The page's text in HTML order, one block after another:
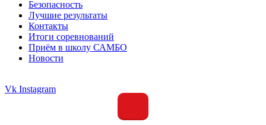
Безопасность
Лучшие результаты
Контакты
Итоги соревнований
Приём в школу САМБО
Новости
Vk Instagram